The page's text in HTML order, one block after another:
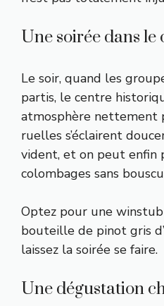
Une soirée dans
Le soir, quand les
partis, le centre
atmosphère nettement
ruelles s’éclairent
vident, et on peut enfin
colombages sans
Optez pour une
bouteille de pinot gris
laissez la soirée se faire.
Une dégustation